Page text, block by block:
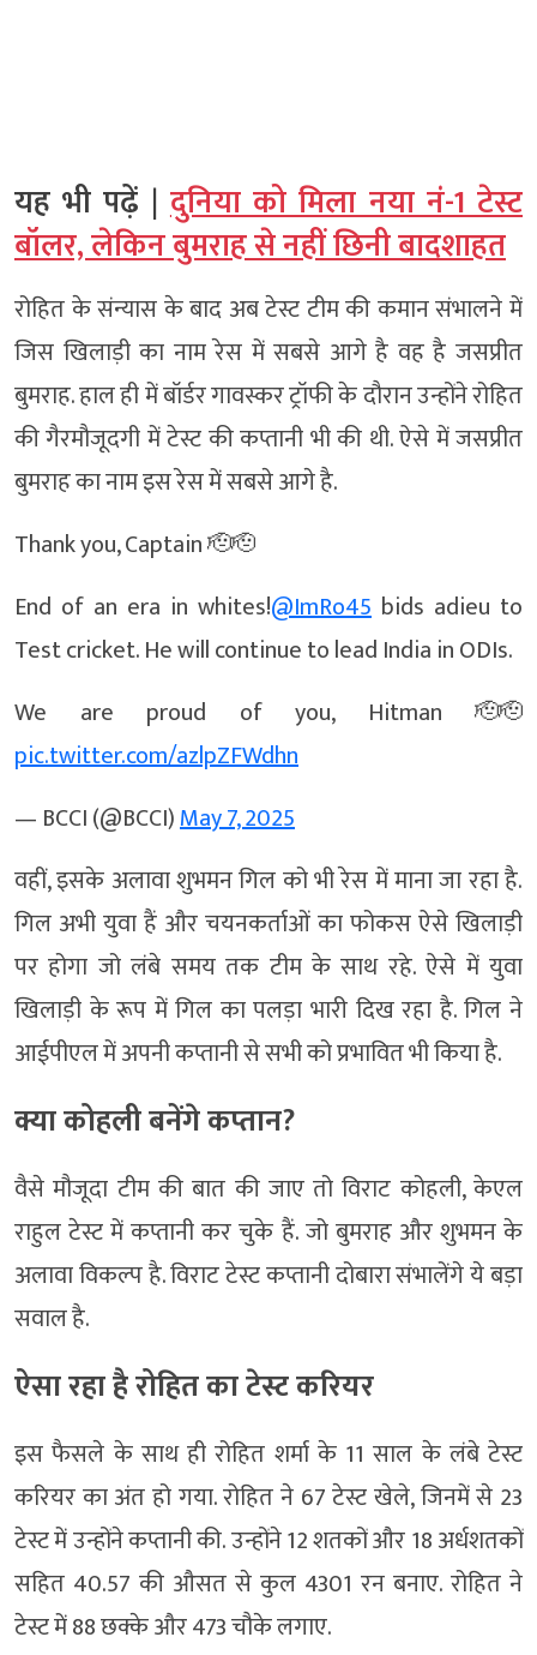
यह भी पढ़ें | दुनिया को मिला नया नं-1 टेस्ट
बॉलर, लेकिन बुमराह से नहीं छिनी बादशाहत
रोहित के संन्यास के बाद अब टेस्ट टीम की कमान संभालने में
जिस खिलाड़ी का नाम रेस में सबसे आगे है वह है जसप्रीत
बुमराह. हाल ही में बॉर्डर गावस्कर ट्रॉफी के दौरान उन्होंने रोहित
की गैरमौजूदगी में टेस्ट की कप्तानी भी की थी. ऐसे में जसप्रीत
बुमराह का नाम इस रेस में सबसे आगे है.
Thank you, Captain 🫡🫡
End of an era in whites!@ImRo45 bids adieu to
Test cricket. He will continue to lead India in ODIs.
We are proud of you, Hitman 🫡🫡
pic.twitter.com/azlpZFWdhn
— BCCI (@BCCI)May 7, 2025
वहीं, इसके अलावा शुभमन गिल को भी रेस में माना जा रहा है.
गिल अभी युवा हैं और चयनकर्ताओं का फोकस ऐसे खिलाड़ी
पर होगा जो लंबे समय तक टीम के साथ रहे. ऐसे में युवा
खिलाड़ी के रूप में गिल का पलड़ा भारी दिख रहा है. गिल ने
आईपीएल में अपनी कप्तानी से सभी को प्रभावित भी किया है.
क्या कोहली बनेंगे कप्तान?
वैसे मौजूदा टीम की बात की जाए तो विराट कोहली, केएल
राहुल टेस्ट में कप्तानी कर चुके हैं. जो बुमराह और शुभमन के
अलावा विकल्प है. विराट टेस्ट कप्तानी दोबारा संभालेंगे ये बड़ा
सवाल है.
ऐसा रहा है रोहित का टेस्ट करियर
इस फैसले के साथ ही रोहित शर्मा के 11 साल के लंबे टेस्ट
करियर का अंत हो गया. रोहित ने 67 टेस्ट खेले, जिनमें से 23
टेस्ट में उन्होंने कप्तानी की. उन्होंने 12 शतकों और 18 अर्धशतकों
सहित 40.57 की औसत से कुल 4301 रन बनाए. रोहित ने
टेस्ट में 88 छक्के और 473 चौके लगाए.